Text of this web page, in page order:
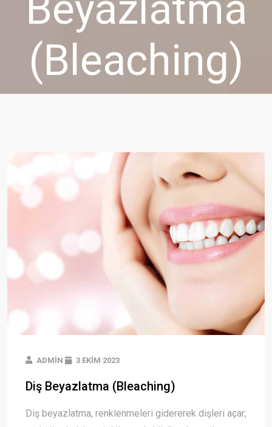
(Bleaching)
ADMIN 3 EKIM 2023
Diş Beyazlatma (Bleaching)
Diş beyazlatma, renklenmeleri gidererek dişleri açar;